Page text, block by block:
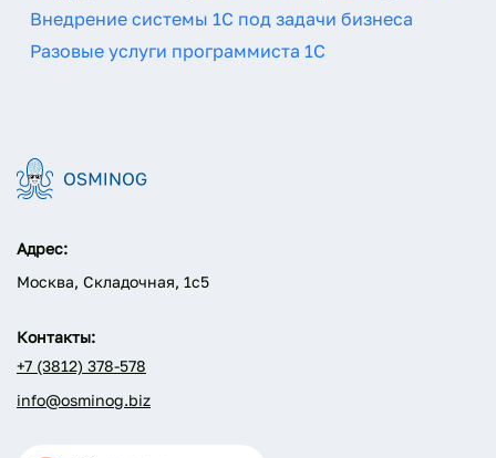
Внедрение системы 1С под задачи бизнеса
Разовые услуги программиста 1С
Адрес:
Москва, Складочная, 1с5
Контакты:
+7 (3812) 378-578
info@osminog.biz